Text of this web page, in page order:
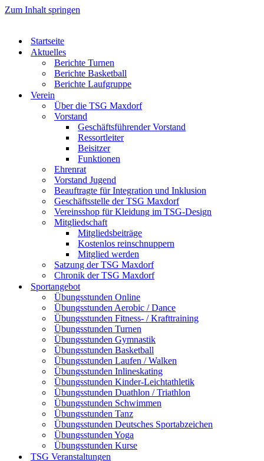
Zum Inhalt springen
Startseite
Aktuelles
Berichte Turnen
Berichte Basketball
Berichte Laufgruppe
Verein
Über die TSG Maxdorf
Vorstand
Geschäftsführender Vorstand
Ressortleiter
Beisitzer
Funktionen
Ehrenrat
Vorstand Jugend
Beauftragte für Integration und Inklusion
Geschäftsstelle der TSG Maxdorf
Vereinsshop für Kleidung im TSG-Design
Mitgliedschaft
Mitgliedsbeiträge
Kostenlos reinschnuppern
Mitglied werden
Satzung der TSG Maxdorf
Chronik der TSG Maxdorf
Sportangebot
Übungsstunden Online
Übungsstunden Aerobic / Dance
Übungsstunden Fitness- / Krafttraining
Übungsstunden Turnen
Übungsstunden Gymnastik
Übungsstunden Basketball
Übungsstunden Laufen / Walken
Übungsstunden Inlineskating
Übungsstunden Kinder-Leichtathletik
Übungsstunden Duathlon / Triathlon
Übungsstunden Schwimmen
Übungsstunden Tanz
Übungsstunden Deutsches Sportabzeichen
Übungsstunden Yoga
Übungsstunden Kurse
TSG Veranstaltungen